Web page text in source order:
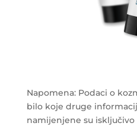
Napomena: Podaci o
bilo koje druge
namijenjene su isključivo